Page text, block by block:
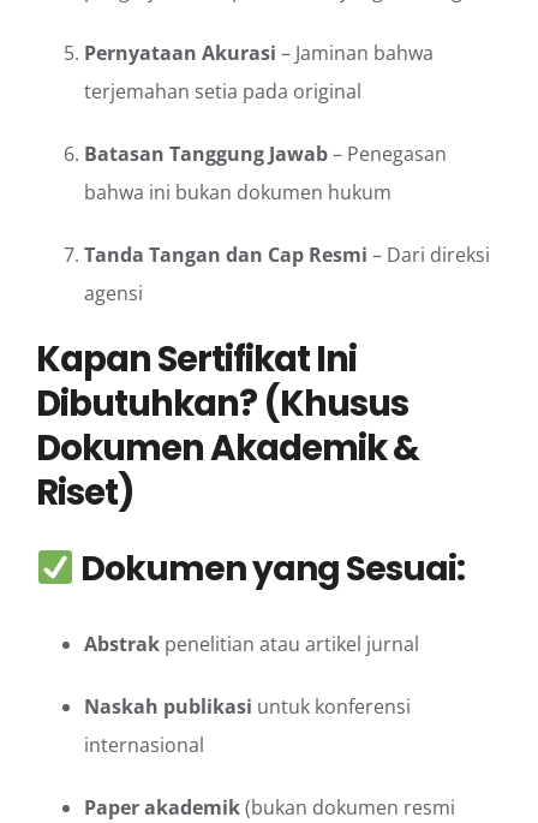
Pernyataan Akurasi – Jaminan bahwa
terjemahan setia pada original
Batasan Tanggung Jawab– Penegasan
bahwa ini bukan dokumen hukum
Tanda Tangan dan Cap Resmi – Dari direksi
agensi
Kapan Sertifikat Ini
Dibutuhkan? (Khusus
Dokumen Akademik &
Riset)
Dokumen yang Sesuai:
Abstrak penelitian atau artikel jurnal
Naskah publikasi untuk konferensi
internasional
Paper akademik(bukan dokumen resmi